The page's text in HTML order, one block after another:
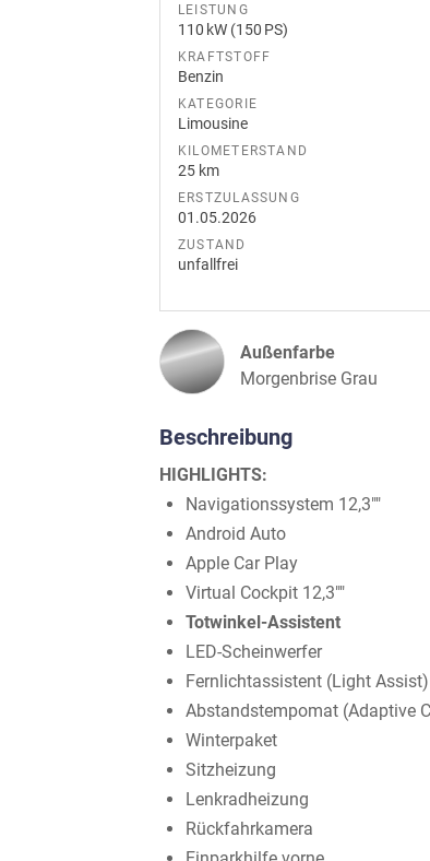
LEISTUNG
110 kW (150 PS)
KRAFTSTOFF
Benzin
KATEGORIE
Limousine
KILOMETERSTAND
25 km
ERSTZULASSUNG
01.05.2026
ZUSTAND
unfallfrei
Außenfarbe
Morgenbrise Grau
Beschreibung
HIGHLIGHTS:
Navigationssystem 12,3""
Android Auto
Apple Car Play
Virtual Cockpit 12,3""
Totwinkel-Assistent
LED-Scheinwerfer
Fernlichtassistent (Light Assist)
Abstandstempomat (Adaptive
Winterpaket
Sitzheizung
Lenkradheizung
Rückfahrkamera